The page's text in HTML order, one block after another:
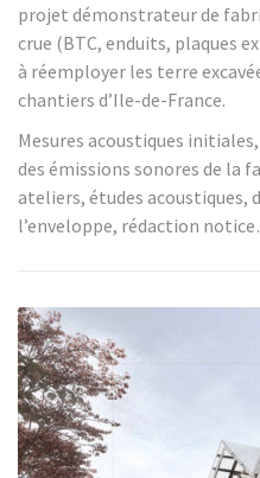
projet démonstrateur de
crue (BTC, enduits, plaques
à réemployer les terre
chantiers d’Ile-de-France.
Mesures acoustiques
des émissions sonores de la
ateliers, études acoustiques,
l’enveloppe, rédaction